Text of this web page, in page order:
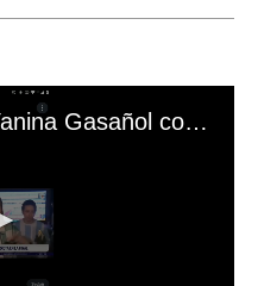
El mal momento de Yanina Gasañol con un hincha argentino en "Subrayado"